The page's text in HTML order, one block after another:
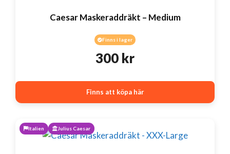
Caesar Maskeraddräkt – Medium
Finns i lager
300 kr
Finns att köpa här
Italien Julius Caesar